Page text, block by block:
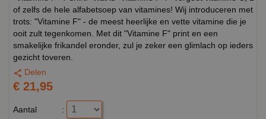
of zelfs de hele alfabetsoep van vitamines! Wij introduceren met
trots: "Vitamine F" - de meest heerlijke en vette vitamine die je
ooit zult tegenkomen. Met dit "Vitamine F" print en een
smakelijke frikandel eronder, zul je zeker een glimlach op ieders
gezicht toveren.
Delen
€ 21,95
Aantal :